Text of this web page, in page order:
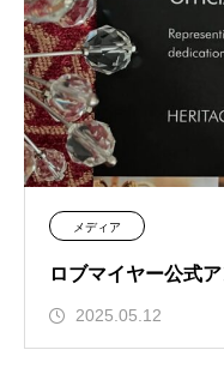
メディア
ロブマイヤー公式
2025.05.12